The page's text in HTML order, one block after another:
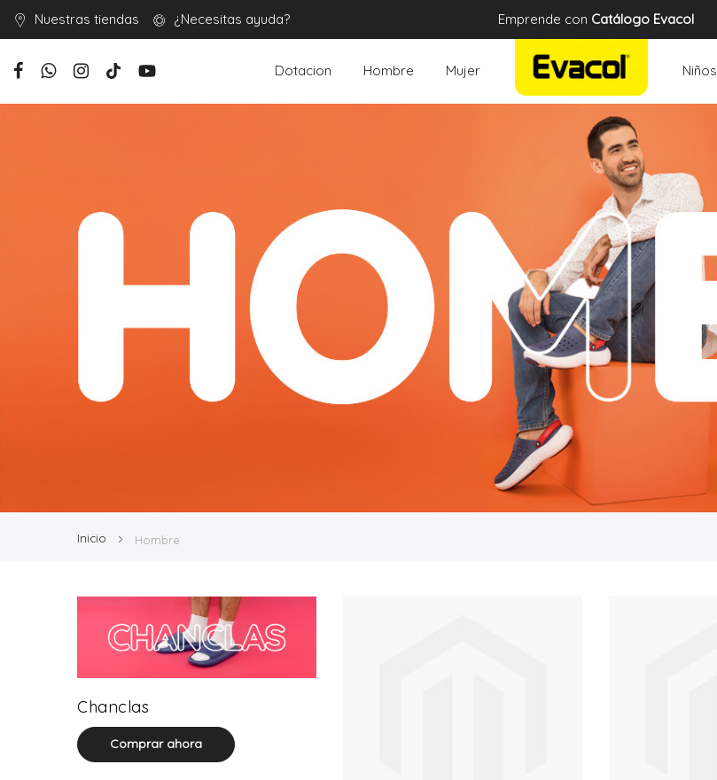
Nuestras tiendas ¿Necesitas ayuda? Emprende con Catálogo Evacol
Dotacion Hombre Mujer Niños
Inicio Hombre
Chanclas
Comprar ahora